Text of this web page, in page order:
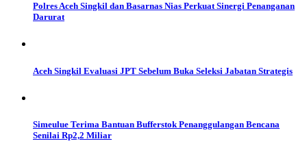
Polres Aceh Singkil dan Basarnas Nias Perkuat Sinergi Penanganan
Darurat
Aceh Singkil Evaluasi JPT Sebelum Buka Seleksi Jabatan Strategis
Simeulue Terima Bantuan Bufferstok Penanggulangan Bencana
Senilai Rp2,2 Miliar